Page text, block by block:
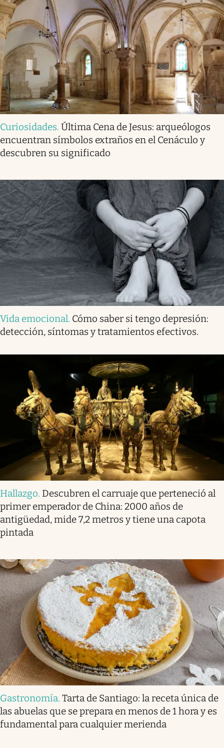
Curiosidades. Última Cena de Jesus: arqueólogos
encuentran símbolos extraños en el Cenáculo y
descubren su significado
Vida emocional. Cómo saber si tengo depresión:
detección, síntomas y tratamientos efectivos.
Hallazgo. Descubren el carruaje que perteneció al
primer emperador de China: 2000 años de
antigüedad, mide 7,2 metros y tiene una capota
pintada
Gastronomía. Tarta de Santiago: la receta única de
las abuelas que se prepara en menos de 1 hora y es
fundamental para cualquier merienda